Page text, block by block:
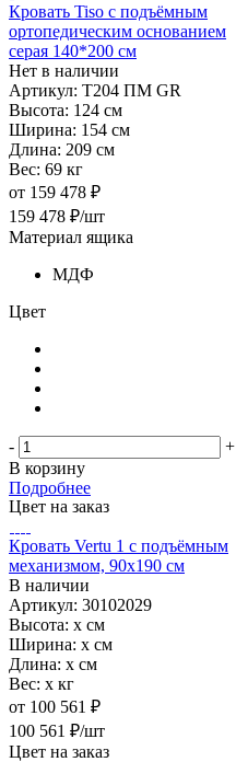
Кровать Tiso с подъёмным
ортопедическим основанием
серая 140*200 см
Нет в наличии
Артикул: T204 ПМ GR
Высота: 124 см
Ширина: 154 см
Длина: 209 см
Вес: 69 кг
от 159 478 ₽
159 478 ₽/шт
Материал ящика
МДФ
Цвет
-
+
В корзину
Подробнее
Цвет на заказ
Кровать Vertu 1 с подъёмным
механизмом, 90х190 см
В наличии
Артикул: 30102029
Высота: х см
Ширина: х см
Длина: х см
Вес: х кг
от 100 561 ₽
100 561 ₽/шт
Цвет на заказ